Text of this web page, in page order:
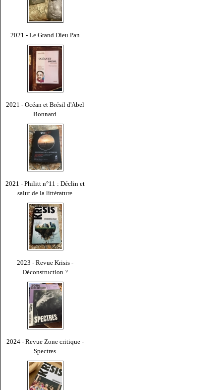
2021 - Le Grand Dieu Pan
2021 - Océan et Brésil d'Abel
Bonnard
2021 - Philitt n°11 : Déclin et
salut de la littérature
2023 - Revue Krisis -
Déconstruction ?
2024 - Revue Zone critique -
Spectres